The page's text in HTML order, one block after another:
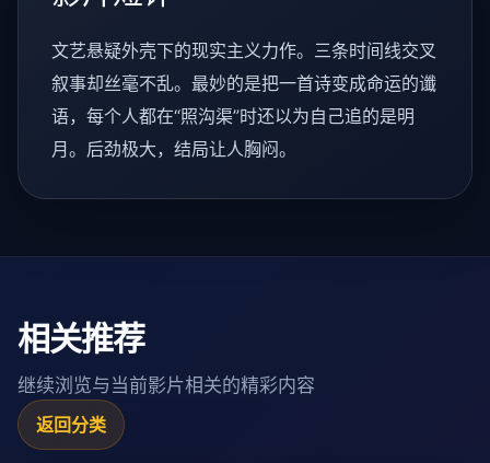
文艺悬疑外壳下的现实主义力作。三条时间线交叉
叙事却丝毫不乱。最妙的是把一首诗变成命运的谶
语，每个人都在“照沟渠”时还以为自己追的是明
月。后劲极大，结局让人胸闷。
相关推荐
继续浏览与当前影片相关的精彩内容
返回分类